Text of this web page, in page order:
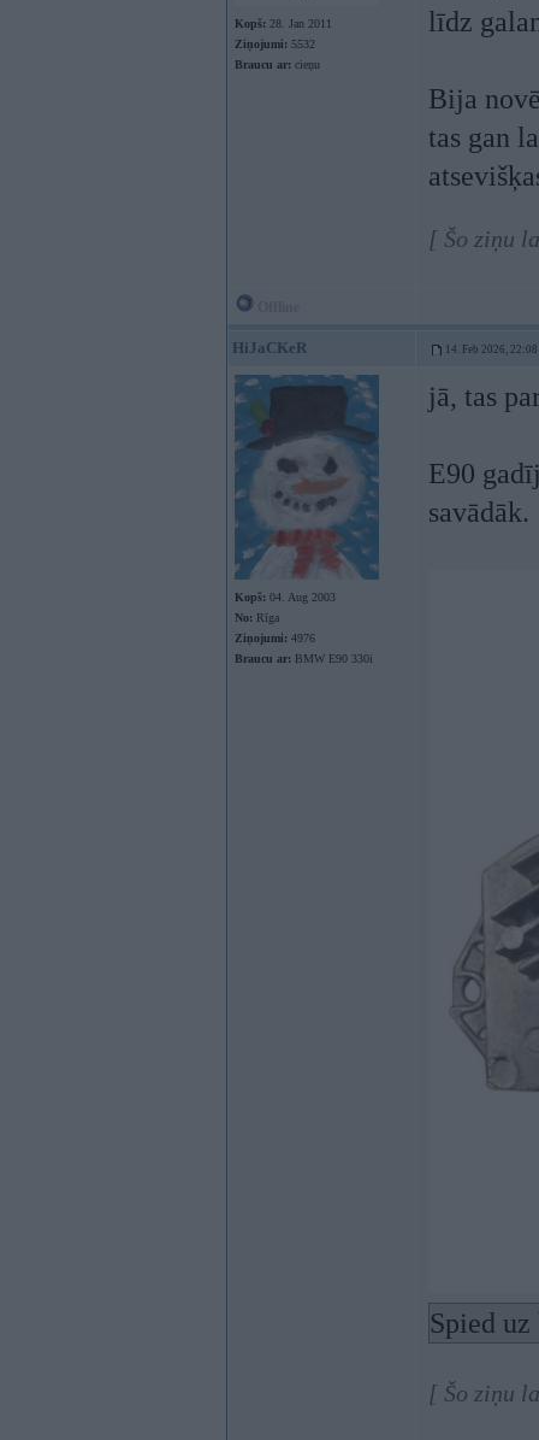
Kopš: 28. Jan 2011
Ziņojumi: 5532
Braucu ar: cieņu
līdz
Bija
tas gan
[ Šo ziņu
HiJaCKeR 14. Feb 2026, 22:08
Kopš: 04. Aug 2003
No: Rīga
Ziņojumi: 4976
Braucu ar: BMW E90 330i
jā, tas
E90
savādāk.
Spied
[ Šo ziņu